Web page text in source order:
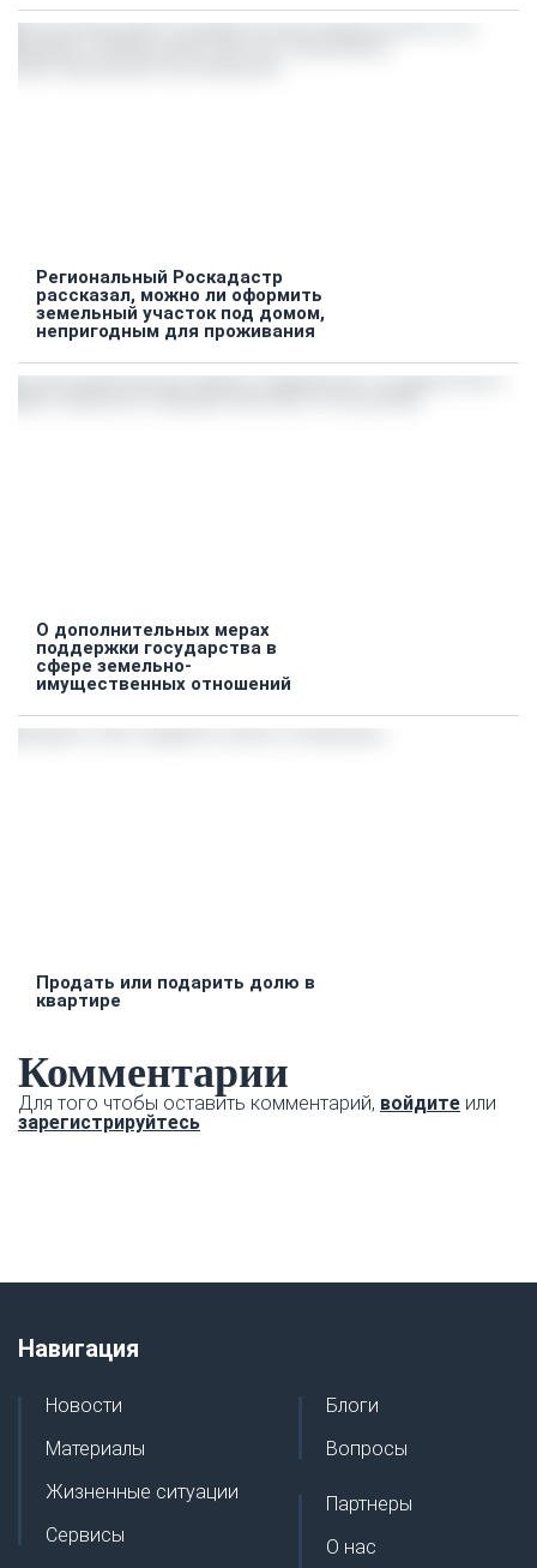
Региональный Роскадастр
рассказал, можно ли оформить
земельный участок под домом,
непригодным для проживания
О дополнительных мерах
поддержки государства в
сфере земельно-
имущественных отношений
Продать или подарить долю в
квартире
Комментарии
Для того чтобы оставить комментарий, войдите или
зарегистрируйтесь
Навигация
Новости
Материалы
Жизненные ситуации
Сервисы
Блоги
Вопросы
Партнеры
О нас